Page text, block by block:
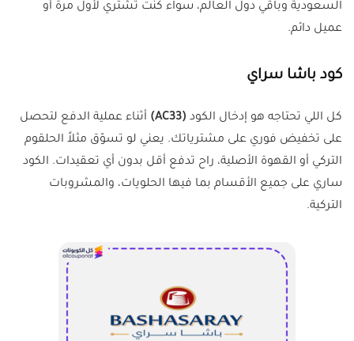
السعودية وباقي دول العالم، سواء كنت تشتري لأول مرة أو
عميل دائم.
كود باشا سراي
كل اللي تحتاجه هو إدخال الكود (AC33)
أثناء عملية الدفع لتحصل
على تخفيض فوري على مشترياتك. يعني لو تسوّق مثلاً الحلقوم
التركي أو القهوة الأصلية، راح تدفع أقل بدون أي تعقيدات. الكود
ساري على جميع الأقسام بما فيها الحلويات، والمشروبات
التركية.